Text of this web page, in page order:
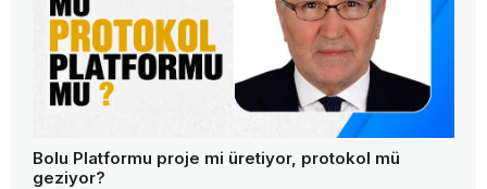
Bolu Platformu proje mi üretiyor, protokol mü
geziyor?